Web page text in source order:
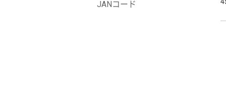
JANコード